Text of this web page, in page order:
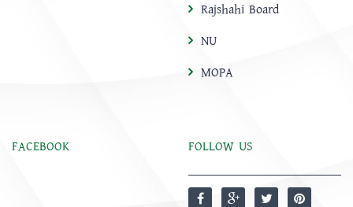
Rajshahi Board
NU
MOPA
FACEBOOK FOLLOW US